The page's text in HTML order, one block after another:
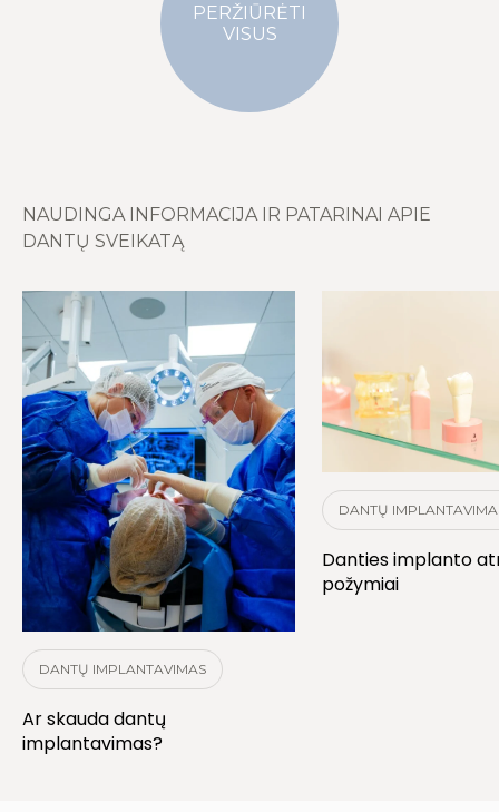
PERŽIŪRĖTI
VISUS
NAUDINGA INFORMACIJA IR PATARINAI APIE
DANTŲ SVEIKATĄ
DANTŲ IMPLANTAVIMAS
Ar skauda dantų
implantavimas?
DANTŲ
Danties implanto
požymiai